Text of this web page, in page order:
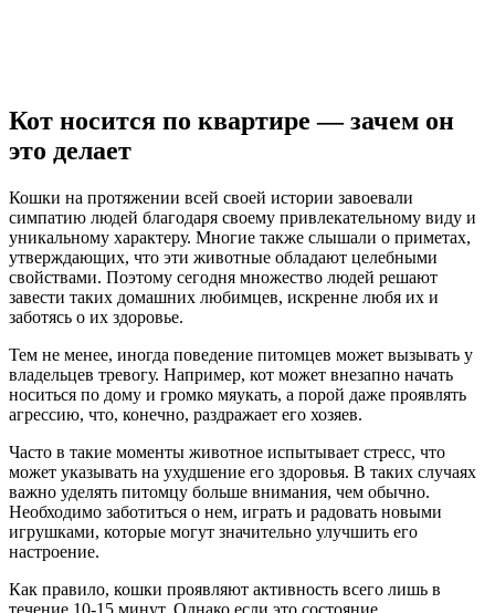
Кот носится по квартире — зачем он
это делает
Кошки на протяжении всей своей истории завоевали
симпатию людей благодаря своему привлекательному виду и
уникальному характеру. Многие также слышали о приметах,
утверждающих, что эти животные обладают целебными
свойствами. Поэтому сегодня множество людей решают
завести таких домашних любимцев, искренне любя их и
заботясь о их здоровье.
Тем не менее, иногда поведение питомцев может вызывать у
владельцев тревогу. Например, кот может внезапно начать
носиться по дому и громко мяукать, а порой даже проявлять
агрессию, что, конечно, раздражает его хозяев.
Часто в такие моменты животное испытывает стресс, что
может указывать на ухудшение его здоровья. В таких случаях
важно уделять питомцу больше внимания, чем обычно.
Необходимо заботиться о нем, играть и радовать новыми
игрушками, которые могут значительно улучшить его
настроение.
Как правило, кошки проявляют активность всего лишь в
течение 10-15 минут. Однако если это состояние